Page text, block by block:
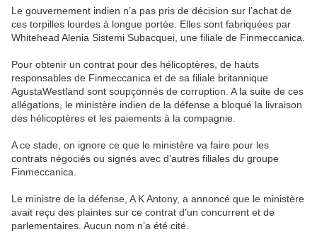
Le gouvernement indien n’a pas pris de décision sur l’achat de
ces torpilles lourdes à longue portée. Elles sont fabriquées par
Whitehead Alenia Sistemi Subacquei, une filiale de Finmeccanica.
Pour obtenir un contrat pour des hélicoptères, de hauts
responsables de Finmeccanica et de sa filiale britannique
AgustaWestland sont soupçonnés de corruption. A la suite de ces
allégations, le ministère indien de la défense a bloqué la livraison
des hélicoptères et les paiements à la compagnie.
A ce stade, on ignore ce que le ministère va faire pour les
contrats négociés ou signés avec d’autres filiales du groupe
Finmeccanica.
Le ministre de la défense, A K Antony, a annoncé que le ministère
avait reçu des plaintes sur ce contrat d’un concurrent et de
parlementaires. Aucun nom n’a été cité.